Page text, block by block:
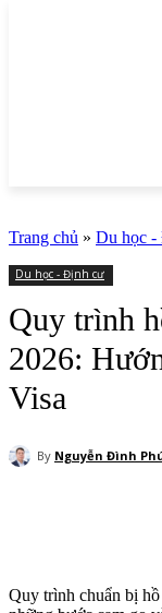
Trang chủ » Du học
Du học - Định cư
Quy trình
2026:
Visa
By Nguyễn Đình
Quy trình chuẩn bị